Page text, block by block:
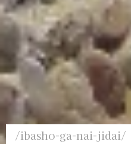
/ibasho-ga-nai-jidai/